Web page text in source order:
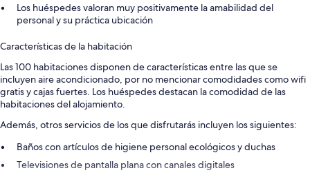
Los huéspedes valoran muy positivamente la amabilidad del
personal y su práctica ubicación
Características de la habitación
Las 100 habitaciones disponen de características entre las que se
incluyen aire acondicionado, por no mencionar comodidades como wifi
gratis y cajas fuertes. Los huéspedes destacan la comodidad de las
habitaciones del alojamiento.
Además, otros servicios de los que disfrutarás incluyen los siguientes:
Baños con artículos de higiene personal ecológicos y duchas
Televisiones de pantalla plana con canales digitales